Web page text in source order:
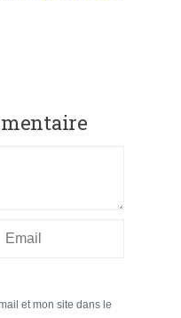
et mon site dans le